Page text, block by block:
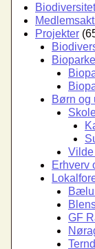
Biodiversitet
Projekter
Børn og
Erhverv
GF